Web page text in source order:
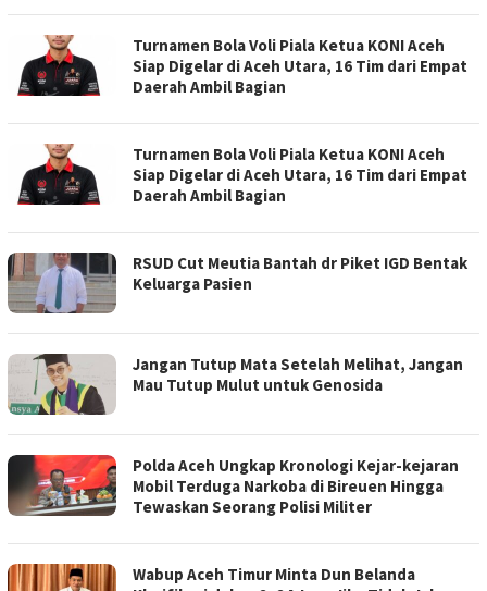
Turnamen Bola Voli Piala Ketua KONI Aceh
Siap Digelar di Aceh Utara, 16 Tim dari Empat
Daerah Ambil Bagian
Turnamen Bola Voli Piala Ketua KONI Aceh
Siap Digelar di Aceh Utara, 16 Tim dari Empat
Daerah Ambil Bagian
RSUD Cut Meutia Bantah dr Piket IGD Bentak
Keluarga Pasien
Jangan Tutup Mata Setelah Melihat, Jangan
Mau Tutup Mulut untuk Genosida
Polda Aceh Ungkap Kronologi Kejar-kejaran
Mobil Terduga Narkoba di Bireuen Hingga
Tewaskan Seorang Polisi Militer
Wabup Aceh Timur Minta Dun Belanda